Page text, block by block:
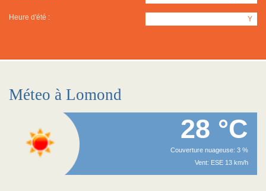
Heure d'été : Y
Méteo à Lomond
28 °C
Couverture nuageuse: 3 %
Vent: ESE 13 km/h